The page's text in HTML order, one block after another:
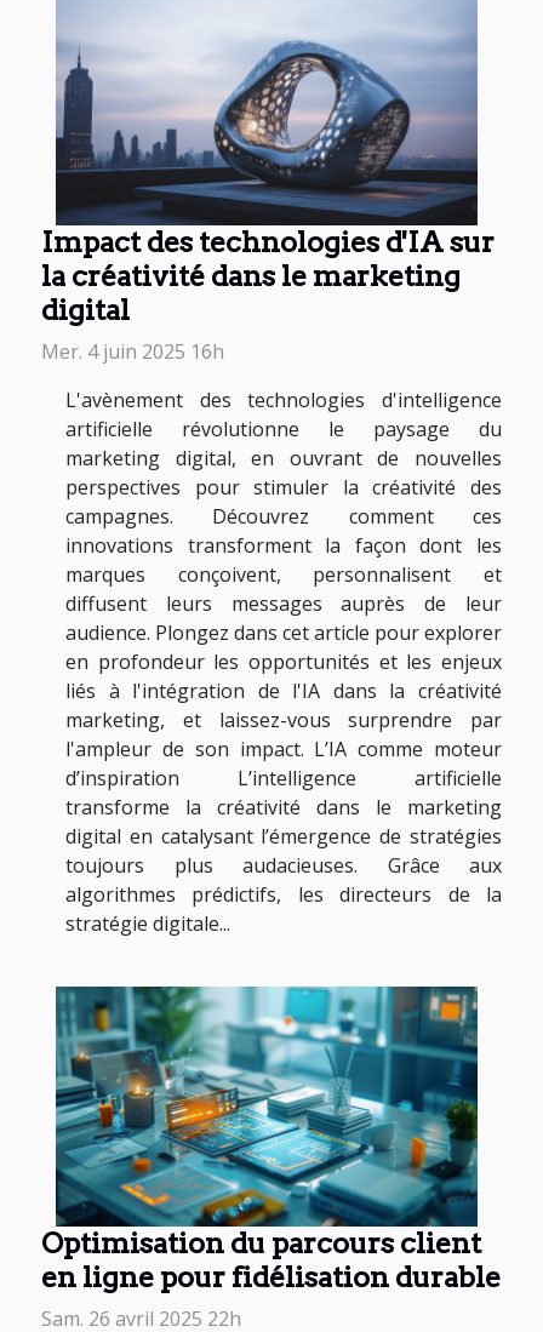
Impact des technologies d'IA sur
la créativité dans le marketing
digital
Mer. 4 juin 2025 16h
L'avènement des technologies d'intelligence
artificielle révolutionne le paysage du
marketing digital, en ouvrant de nouvelles
perspectives pour stimuler la créativité des
campagnes. Découvrez comment ces
innovations transforment la façon dont les
marques conçoivent, personnalisent et
diffusent leurs messages auprès de leur
audience. Plongez dans cet article pour explorer
en profondeur les opportunités et les enjeux
liés à l'intégration de l'IA dans la créativité
marketing, et laissez-vous surprendre par
l'ampleur de son impact. L’IA comme moteur
d’inspiration L’intelligence artificielle
transforme la créativité dans le marketing
digital en catalysant l’émergence de stratégies
toujours plus audacieuses. Grâce aux
algorithmes prédictifs, les directeurs de la
stratégie digitale...
Optimisation du parcours client
en ligne pour fidélisation durable
Sam. 26 avril 2025 22h